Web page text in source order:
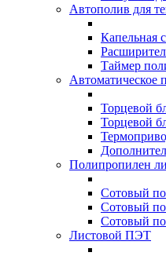
Автополив для
Капельная
Таймер
Автоматическое
Торцевой
Торцевой
Полипропилен
Сотовый
Сотовый
Сотовый
Листовой ПЭТ